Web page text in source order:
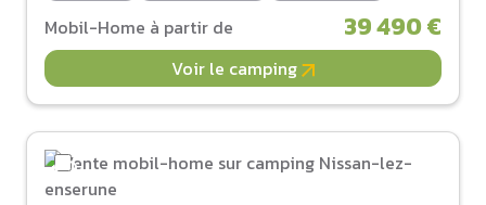
Mobil-Home à partir de 39 490 €
Voir le camping